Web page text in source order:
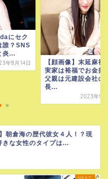
にセク
誰？SNS
炎...
年8月14日
【顔画像】末延麻裕
実家は裕福でお金持
父親は元建設会社の
長...
2023年9
朝倉海の歴代彼女４人！？現
きな女性のタイプは...